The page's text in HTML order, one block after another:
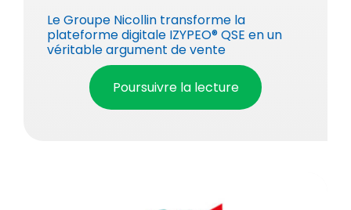
Le Groupe Nicollin transforme la
plateforme digitale IZYPEO® QSE en un
véritable argument de vente
Poursuivre la lecture